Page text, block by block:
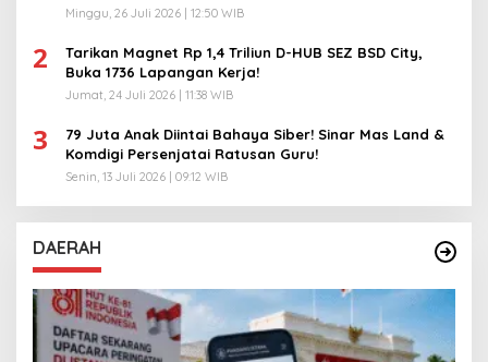
Minggu, 26 Juli 2026 | 12:50 WIB
2
Tarikan Magnet Rp 1,4 Triliun D-HUB SEZ BSD City,
Buka 1736 Lapangan Kerja!
Jumat, 24 Juli 2026 | 11:38 WIB
3
79 Juta Anak Diintai Bahaya Siber! Sinar Mas Land &
Komdigi Persenjatai Ratusan Guru!
Senin, 13 Juli 2026 | 09:12 WIB
DAERAH